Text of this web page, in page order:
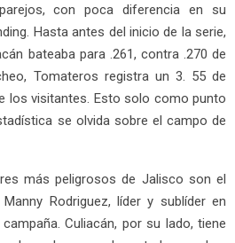
con poca diferencia en su
Hasta antes del inicio de la serie,
bateaba para .261, contra .270 de
Tomateros registra un 3. 55 de
los visitantes. Esto solo como punto
se olvida sobre el campo de
más peligrosos de Jalisco son el
Rodriguez, líder y sublíder en
Culiacán, por su lado, tiene